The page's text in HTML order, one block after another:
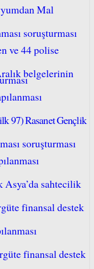
Mal
soruşturması
ve 44 polise
belgelerinin
97) Rasanet Gençlik
soruşturması
Asya’da sahtecilik
finansal destek
finansal destek